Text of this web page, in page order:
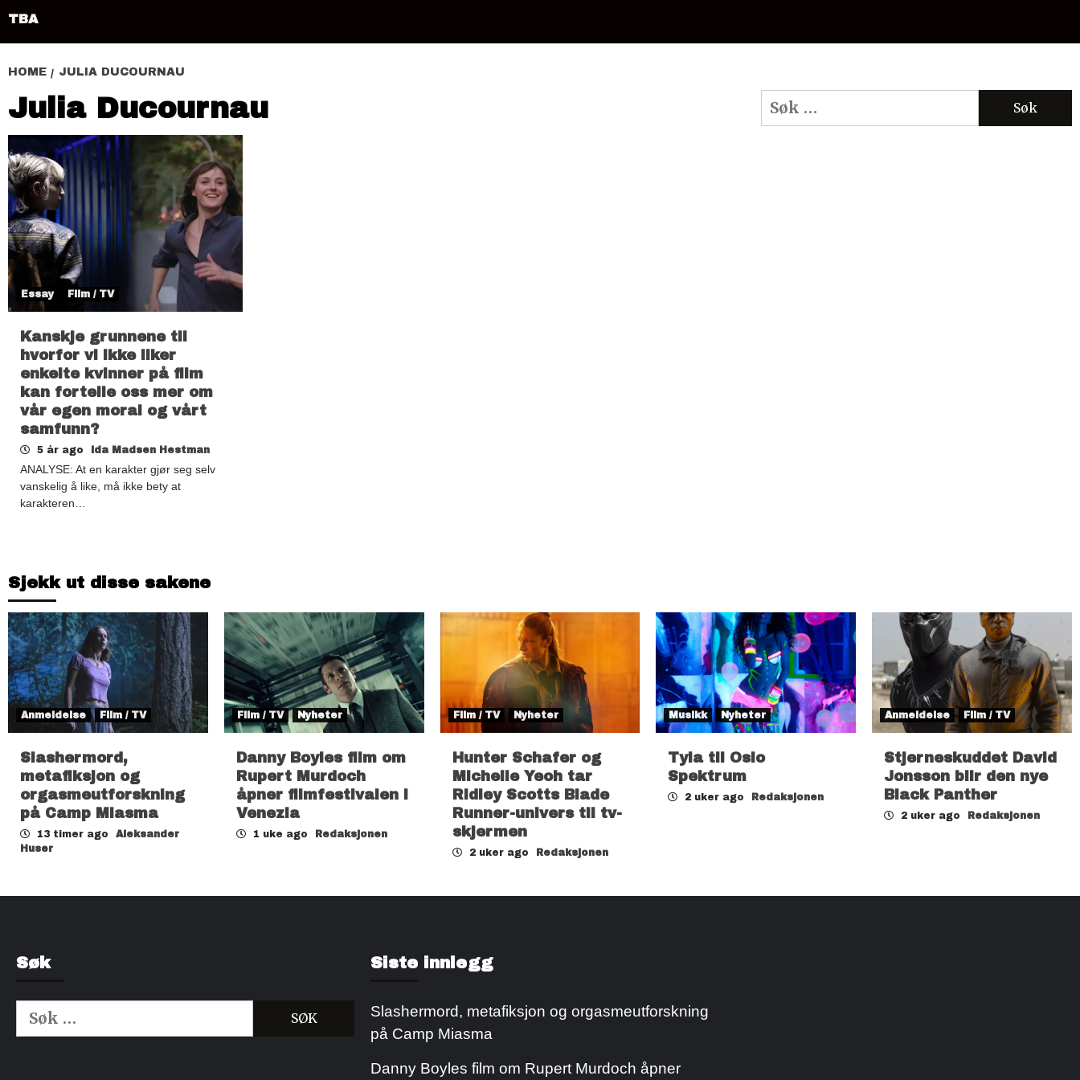
TBA
HOME JULIA DUCOURNAU
Julia Ducournau
Essay Film / TV
Kanskje grunnene til
hvorfor vi ikke liker
enkelte kvinner på film
kan fortelle oss mer om
vår egen moral og vårt
samfunn?
5 år ago Ida Madsen Hestman
ANALYSE: At en karakter gjør seg selv
vanskelig å like, må ikke bety at
karakteren…
Søk
etter:
Sjekk ut disse sakene
Anmeldelse Film / TV
Slashermord,
metafiksjon og
orgasmeutforskning
på Camp Miasma
13 timer ago
Aleksander
Huser
Film / TV Nyheter
Danny Boyles film om
Rupert Murdoch
åpner filmfestivalen i
Venezia
1 uke ago Redaksjonen
Film / TV Nyheter
Hunter Schafer og
Michelle Yeoh tar
Ridley Scotts Blade
Runner-univers til tv-
skjermen
2 uker ago Redaksjonen
Musikk Nyheter
Tyla til Oslo
Spektrum
2 uker ago Redaksjonen
Anmeldelse Film / TV
Stjerneskuddet David
Jonsson blir den nye
Black Panther
2 uker ago Redaksjonen
Søk
Søk
etter:
Siste innlegg
Slashermord, metafiksjon og orgasmeutforskning
på Camp Miasma
Danny Boyles film om Rupert Murdoch åpner